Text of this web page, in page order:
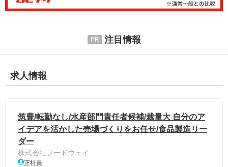
注目情報
求人情報
筑豊/転勤なし/水産部門責任者候補/裁量大 自分のア
イデアを活かした売場づくりをお任せ/食品製造リー
ダー
株式会社フードウェイ
正社員